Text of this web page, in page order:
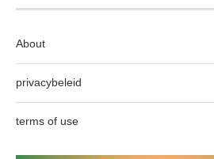
About
privacybeleid
terms of use